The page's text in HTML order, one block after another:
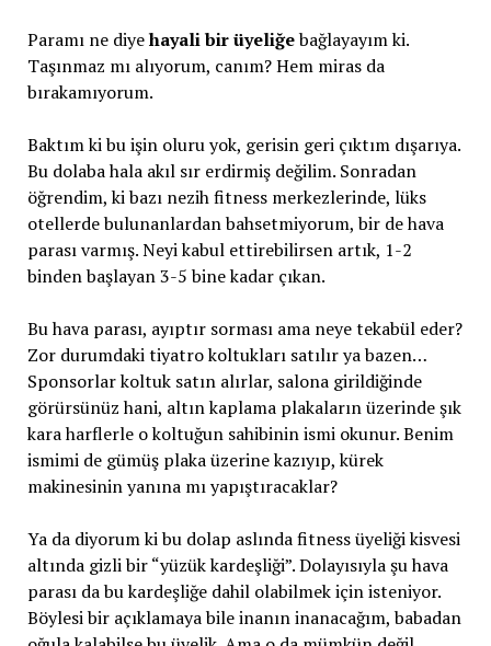
Paramı ne diyehayali bir üyeliğebağlayayım ki.
Taşınmaz mı alıyorum, canım? Hem miras da
bırakamıyorum.
Baktım ki bu işin oluru yok, gerisin geri çıktım dışarıya.
Bu dolaba hala akıl sır erdirmiş değilim. Sonradan
öğrendim, ki bazı nezih fitness merkezlerinde, lüks
otellerde bulunanlardan bahsetmiyorum, bir de hava
parası varmış. Neyi kabul ettirebilirsen artık, 1-2
binden başlayan 3-5 bine kadar çıkan.
Bu hava parası, ayıptır sorması ama neye tekabül eder?
Zor durumdaki tiyatro koltukları satılır ya bazen…
Sponsorlar koltuk satın alırlar, salona girildiğinde
görürsünüz hani, altın kaplama plakaların üzerinde şık
kara harflerle o koltuğun sahibinin ismi okunur. Benim
ismimi de gümüş plaka üzerine kazıyıp, kürek
makinesinin yanına mı yapıştıracaklar?
Ya da diyorum ki bu dolap aslında fitness üyeliği kisvesi
altında gizli bir “yüzük kardeşliği”. Dolayısıyla şu hava
parası da bu kardeşliğe dahil olabilmek için isteniyor.
Böylesi bir açıklamaya bile inanın inanacağım, babadan